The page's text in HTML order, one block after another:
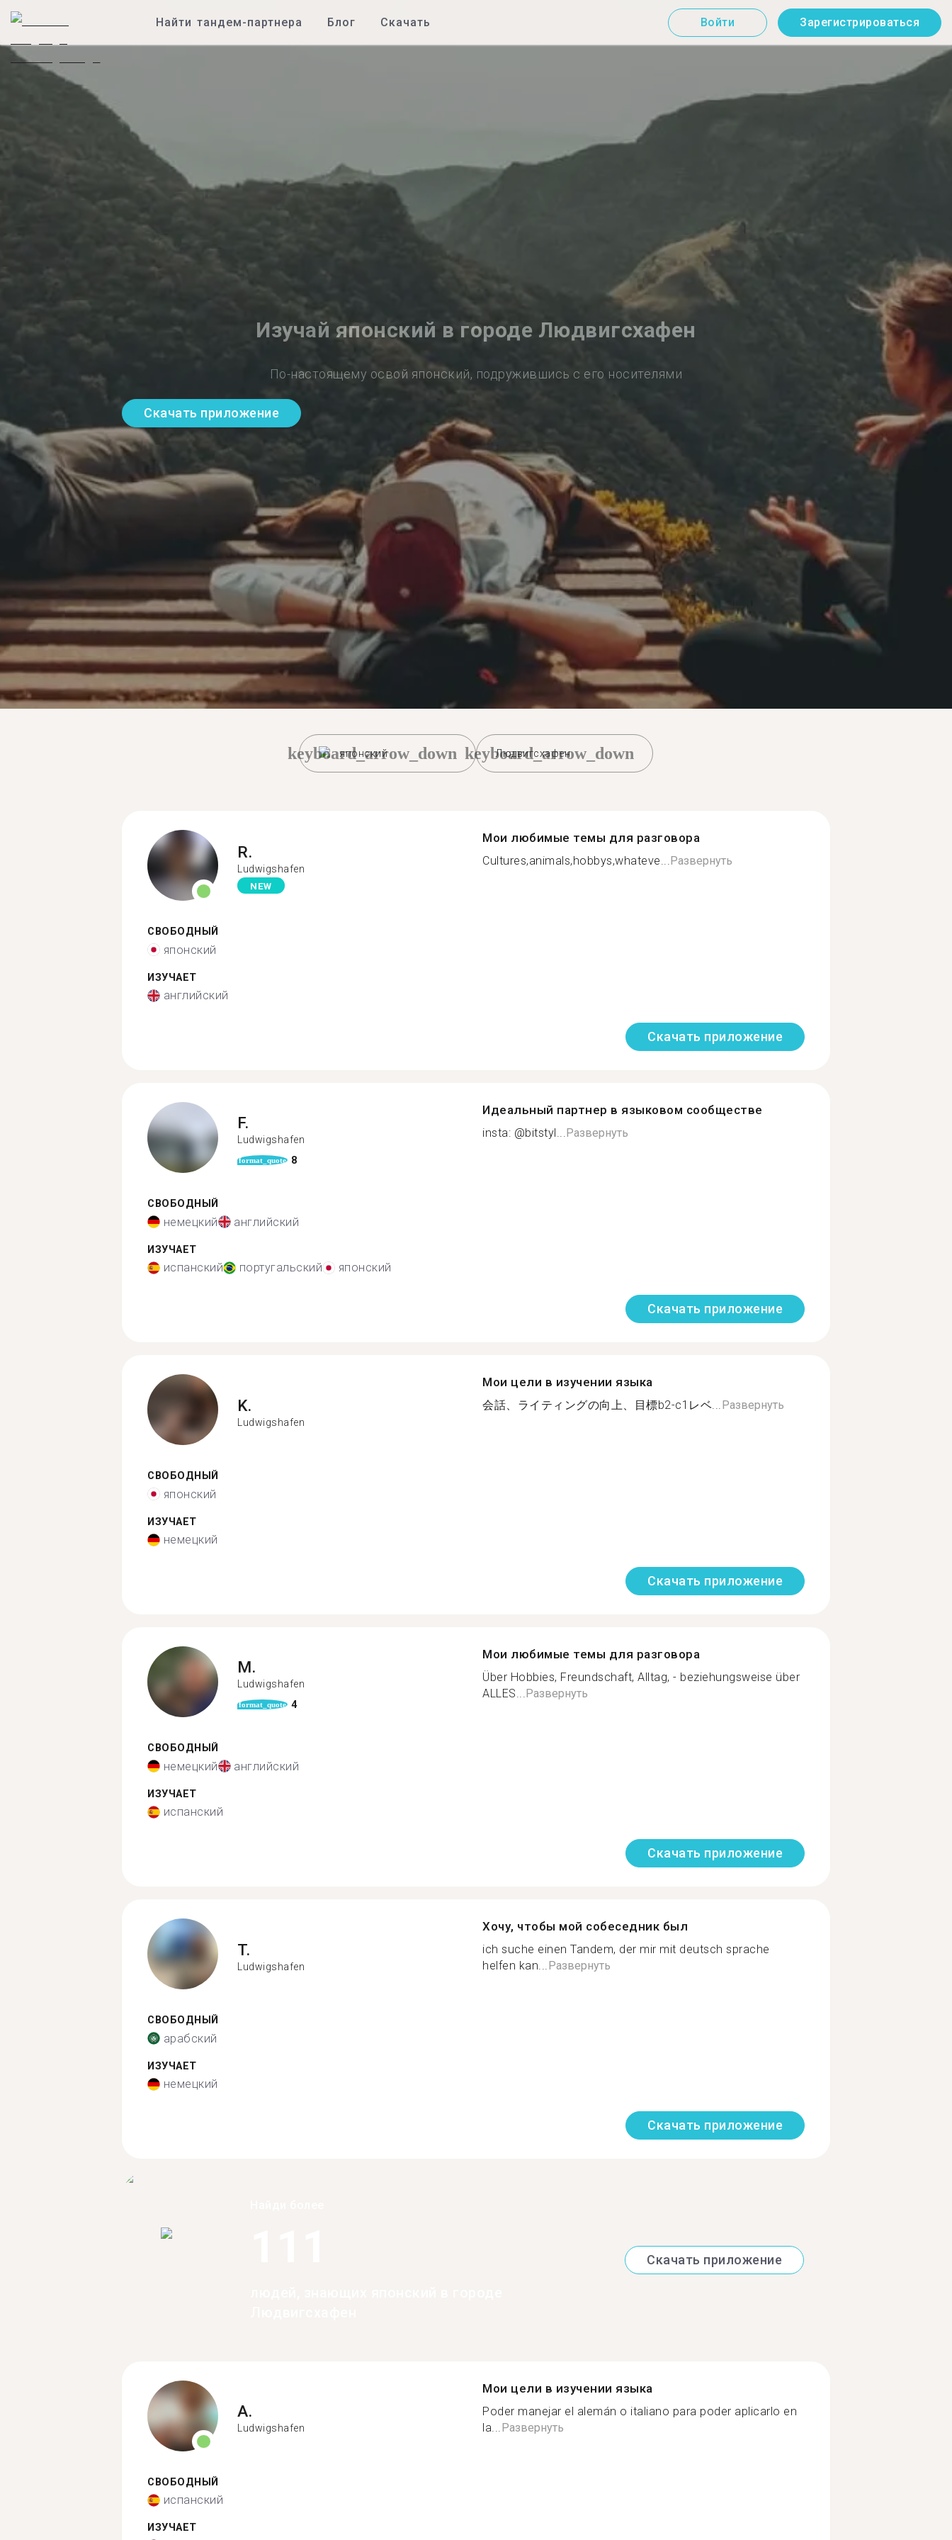
Найти тандем-партнера Блог Скачать Войти Зарегистрироваться
Изучай японский в городе Людвигсхафен
По-настоящему освой японский, подружившись с его носителями
Скачать приложение
японский
keyboard_arrow_down Людвигсхафен
keyboard_arrow_down
R.
Ludwigshafen
NEW
СВОБОДНЫЙ
японский
ИЗУЧАЕТ
английский
Мои любимые темы для разговора
Cultures,animals,hobbys,whateve...Развернуть
Скачать приложение
F.
Ludwigshafen
format_quote 8
СВОБОДНЫЙ
немецкий английский
ИЗУЧАЕТ
испанский португальский японский
Идеальный партнер в языковом сообществе
insta: @bitstyl...Развернуть
Скачать приложение
K.
Ludwigshafen
СВОБОДНЫЙ
японский
ИЗУЧАЕТ
немецкий
Мои цели в изучении языка
会話、ライティングの向上、目標b2-c1レベ...Развернуть
Скачать приложение
M.
Ludwigshafen
format_quote 4
СВОБОДНЫЙ
немецкий английский
ИЗУЧАЕТ
испанский
Мои любимые темы для разговора
Über Hobbies, Freundschaft, Alltag, - beziehungsweise über
ALLES...Развернуть
Скачать приложение
T.
Ludwigshafen
СВОБОДНЫЙ
арабский
ИЗУЧАЕТ
немецкий
Хочу, чтобы мой собеседник был
ich suche einen Tandem, der mir mit deutsch sprache
helfen kan...Развернуть
Скачать приложение
Скачать приложение
A.
Ludwigshafen
СВОБОДНЫЙ
испанский
ИЗУЧАЕТ
Мои цели в изучении языка
Poder manejar el alemán o italiano para poder aplicarlo en
la... Развернуть